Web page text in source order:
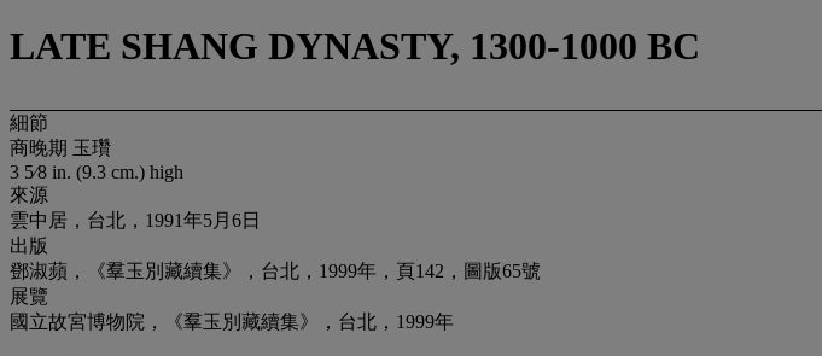
LATE SHANG DYNASTY, 1300-1000 BC
細節
商晚期 玉瓚
3 5⁄8 in. (9.3 cm.) high
來源
雲中居，台北，1991年5月6日
出版
鄧淑蘋，《羣玉別藏續集》，台北，1999年，頁142，圖版65號
展覽
國立故宮博物院，《羣玉別藏續集》，台北，1999年